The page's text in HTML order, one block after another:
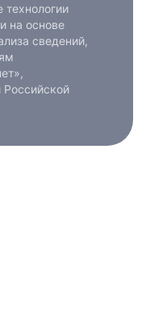
на основе
сведений,
Российской